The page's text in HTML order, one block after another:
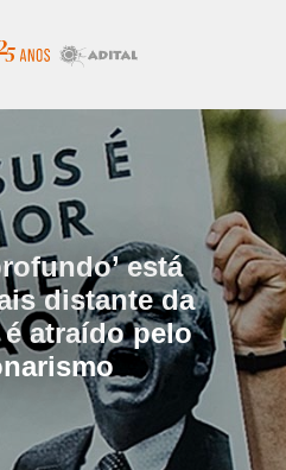
está
distante da
atraído pelo